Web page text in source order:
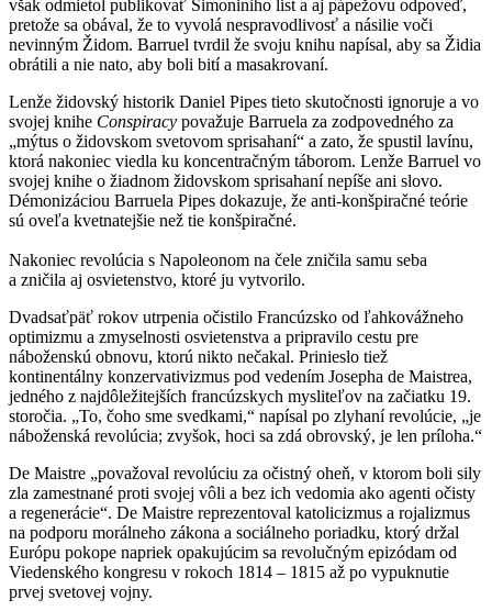
však odmietol publikovať Simoniniho list a aj pápežovu odpoveď,
pretože sa obával, že to vyvolá nespravodlivosť a násilie voči
nevinným Židom. Barruel tvrdil že svoju knihu napísal, aby sa Židia
obrátili a nie nato, aby boli bití a masakrovaní.
Lenže židovský historik Daniel Pipes tieto skutočnosti ignoruje a vo
svojej knihe Conspiracy považuje Barruela za zodpovedného za
„mýtus o židovskom svetovom sprisahaní“ a zato, že spustil lavínu,
ktorá nakoniec viedla ku koncentračným táborom. Lenže Barruel vo
svojej knihe o žiadnom židovskom sprisahaní nepíše ani slovo.
Démonizáciou Barruela Pipes dokazuje, že anti-konšpiračné teórie
sú oveľa kvetnatejšie než tie konšpiračné.
Nakoniec revolúcia s Napoleonom na čele zničila samu seba
a zničila aj osvietenstvo, ktoré ju vytvorilo.
Dvadsaťpäť rokov utrpenia očistilo Francúzsko od ľahkovážneho
optimizmu a zmyselnosti osvietenstva a pripravilo cestu pre
náboženskú obnovu, ktorú nikto nečakal. Prinieslo tiež
kontinentálny konzervativizmus pod vedením Josepha de Maistrea,
jedného z najdôležitejších francúzskych mysliteľov na začiatku 19.
storočia. „To, čoho sme svedkami,“ napísal po zlyhaní revolúcie, „je
náboženská revolúcia; zvyšok, hoci sa zdá obrovský, je len príloha.“
De Maistre „považoval revolúciu za očistný oheň, v ktorom boli sily
zla zamestnané proti svojej vôli a bez ich vedomia ako agenti očisty
a regenerácie“. De Maistre reprezentoval katolicizmus a rojalizmus
na podporu morálneho zákona a sociálneho poriadku, ktorý držal
Európu pokope napriek opakujúcim sa revolučným epizódam od
Viedenského kongresu v rokoch 1814 – 1815 až po vypuknutie
prvej svetovej vojny.